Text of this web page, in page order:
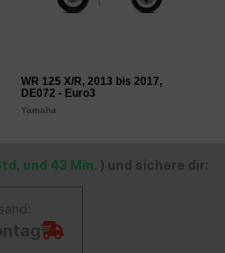
WR 125 X/R, 2013 bis 2017,
DE072 - Euro3
Yamaha
und 43 Min. ) und sichere dir: